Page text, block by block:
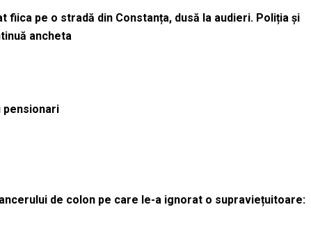
fiica pe o stradă din Constanța, dusă la audieri. Poliția și
ancheta
pensionari
de colon pe care le-a ignorat o supraviețuitoare: